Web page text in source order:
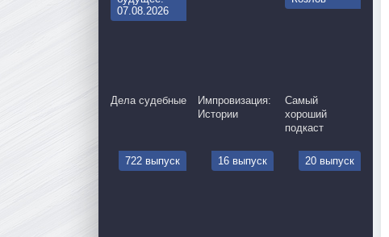
07.08.2026
Дела судебные
Импровизация:
Истории
Самый
хороший
подкаст
722 выпуск 16 выпуск 20 выпуск